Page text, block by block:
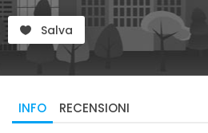
Salva
INFO RECENSIONI